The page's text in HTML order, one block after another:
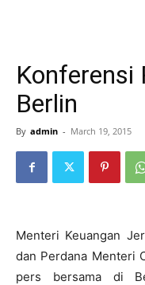
Konferensi
Berlin
By admin - March 19, 2015
Menteri Keuangan
dan Perdana Menteri
pers bersama di